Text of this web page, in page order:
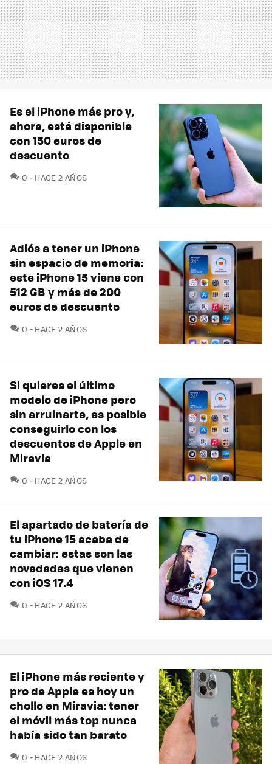
Es el iPhone más pro y,
ahora, está disponible
con 150 euros de
descuento
0 COMENTARIOS
HACE 2 AÑOS
Adiós a tener un iPhone
sin espacio de memoria:
este iPhone 15 viene con
512 GB y más de 200
euros de descuento
0 COMENTARIOS
HACE 2 AÑOS
Si quieres el último
modelo de iPhone pero
sin arruinarte, es posible
conseguirlo con los
descuentos de Apple en
Miravia
0 COMENTARIOS
HACE 2 AÑOS
El apartado de batería de
tu iPhone 15 acaba de
cambiar: estas son las
novedades que vienen
con iOS 17.4
0 COMENTARIOS
HACE 2 AÑOS
El iPhone más reciente y
pro de Apple es hoy un
chollo en Miravia: tener
el móvil más top nunca
había sido tan barato
0 COMENTARIOS
HACE 2 AÑOS